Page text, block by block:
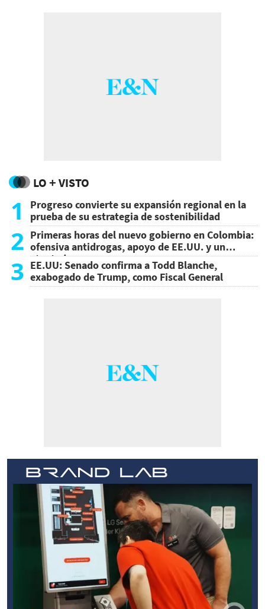
LO + VISTO
1
Progreso convierte su expansión regional en la
prueba de su estrategia de sostenibilidad
2 Primeras horas del nuevo gobierno en Colombia:
ofensiva antidrogas, apoyo de EE.UU. y un
atentado
3 EE.UU: Senado confirma a Todd Blanche,
exabogado de Trump, como Fiscal General